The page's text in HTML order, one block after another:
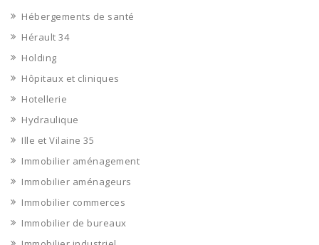
Hébergements de santé
Hérault 34
Holding
Hôpitaux et cliniques
Hotellerie
Hydraulique
Ille et Vilaine 35
Immobilier aménagement
Immobilier aménageurs
Immobilier commerces
Immobilier de bureaux